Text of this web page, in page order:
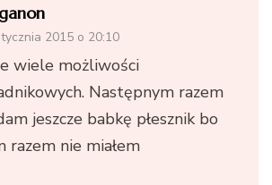
2015 o 20:10
wiele możliwości
Następnym razem
jeszcze babkę płesznik bo
razem nie miałem